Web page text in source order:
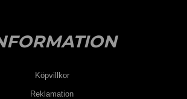
Köpvillkor
Reklamation